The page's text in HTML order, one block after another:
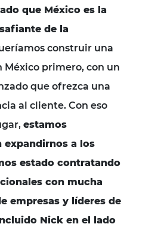
que México es la
de la
construir una
México primero, con un
que ofrezca una
al cliente. Con eso
estamos
expandirnos a los
estado contratando
con mucha
empresas y líderes de
Nick en el lado